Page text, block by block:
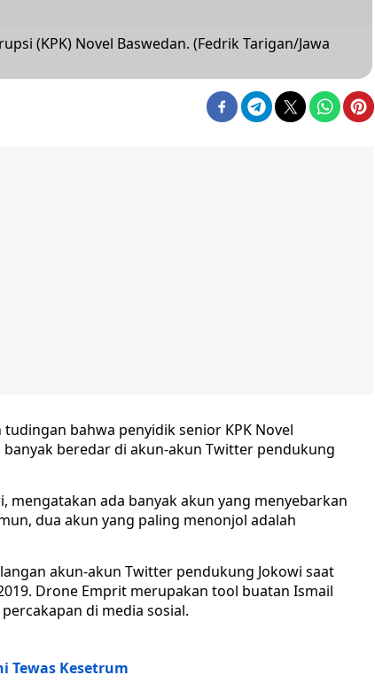
(KPK) Novel Baswedan. (Fedrik Tarigan/Jawa
tudingan bahwa penyidik senior KPK Novel
beredar di akun-akun Twitter pendukung
mengatakan ada banyak akun yang menyebarkan
dua akun yang paling menonjol adalah
akun-akun Twitter pendukung Jokowi saat
Drone Emprit merupakan tool buatan Ismail
di media sosial.
Tewas Kesetrum